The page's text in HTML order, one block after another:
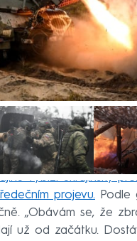
vybízí ukrajinský
projevu. Podle
„Obávám se, že
už od začátku.